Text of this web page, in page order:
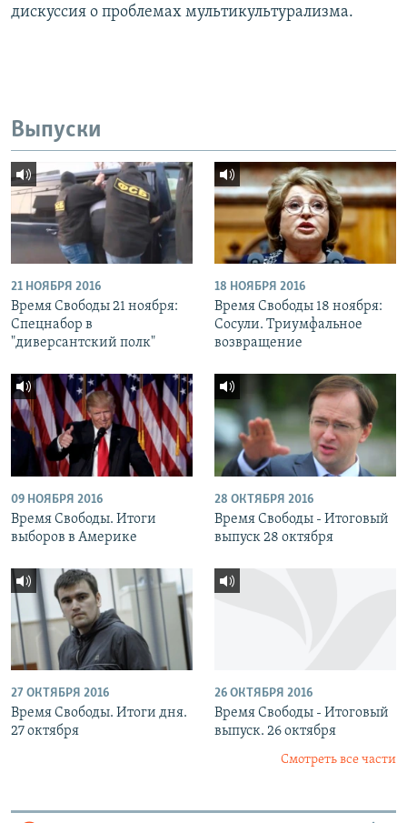
дискуссия о проблемах мультикультурализма.
Выпуски
21 НОЯБРЯ 2016
Время Свободы 21 ноября:
Спецнабор в
"диверсантский полк"
18 НОЯБРЯ 2016
Время Свободы 18 ноября:
Сосули. Триумфальное
возвращение
09 НОЯБРЯ 2016
Время Свободы. Итоги
выборов в Америке
28 ОКТЯБРЯ 2016
Время Свободы - Итоговый
выпуск 28 октября
27 ОКТЯБРЯ 2016
Время Свободы. Итоги дня.
27 октября
26 ОКТЯБРЯ 2016
Время Свободы - Итоговый
выпуск. 26 октября
Смотреть все части